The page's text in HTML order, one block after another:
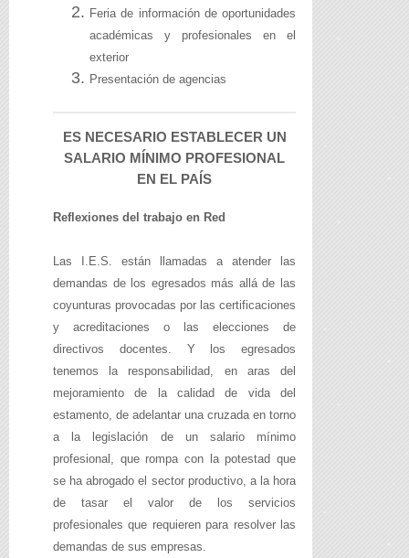
Feria de información de oportunidades
académicas y profesionales en el
exterior
Presentación de agencias
ES NECESARIO ESTABLECER UN
SALARIO MÍNIMO PROFESIONAL
EN EL PAÍS
Reflexiones del trabajo en Red
Las I.E.S. están llamadas a atender las
demandas de los egresados más allá de las
coyunturas provocadas por las certificaciones
y acreditaciones o las elecciones de
directivos docentes. Y los egresados
tenemos la responsabilidad, en aras del
mejoramiento de la calidad de vida del
estamento, de adelantar una cruzada en torno
a la legislación de un salario mínimo
profesional, que rompa con la potestad que
se ha abrogado el sector productivo, a la hora
de tasar el valor de los servicios
profesionales que requieren para resolver las
demandas de sus empresas.